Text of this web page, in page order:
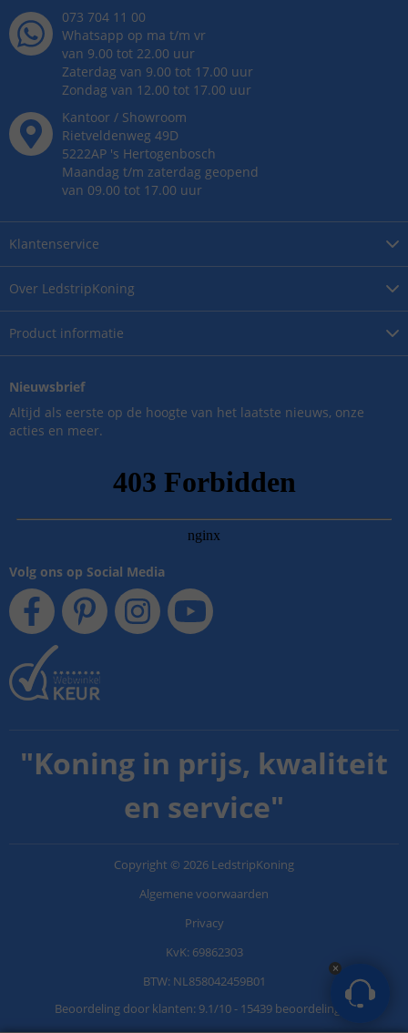
Over LedstripKoning
Product informatie
Klantenservice
073 704 11 00
Whatsapp op ma t/m vr
van 9.00 tot 22.00 uur
Zaterdag van 9.00 tot 17.00 uur
Zondag van 12.00 tot 17.00 uur
Kantoor / Showroom
Rietveldenweg 49D
5222AP 's Hertogenbosch
Maandag t/m zaterdag geopend
van 09.00 tot 17.00 uur
Nieuwsbrief
Altijd als eerste op de hoogte van het laatste nieuws, onze
acties en meer.
Volg ons op Social Media
"Koning in prijs, kwaliteit
en service"
Copyright © 2026 LedstripKoning
Algemene voorwaarden
Privacy
KvK: 69862303
BTW: NL858042459B01
Beoordeling door klanten: 9.1/10- 15439 beoordelingen